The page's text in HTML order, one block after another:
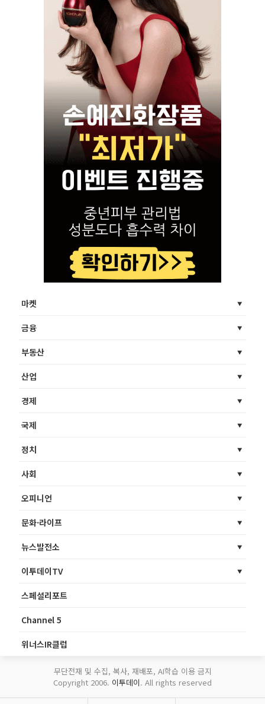
마켓
금융
부동산
산업
경제
국제
정치
사회
오피니언
문화·라이프
뉴스발전소
이투데이TV
스페셜리포트
Channel 5
위너스IR클럽
무단전재 및 수집, 복사, 재배포, AI학습 이용 금지
Copyright 2006. 이투데이. All rights reserved